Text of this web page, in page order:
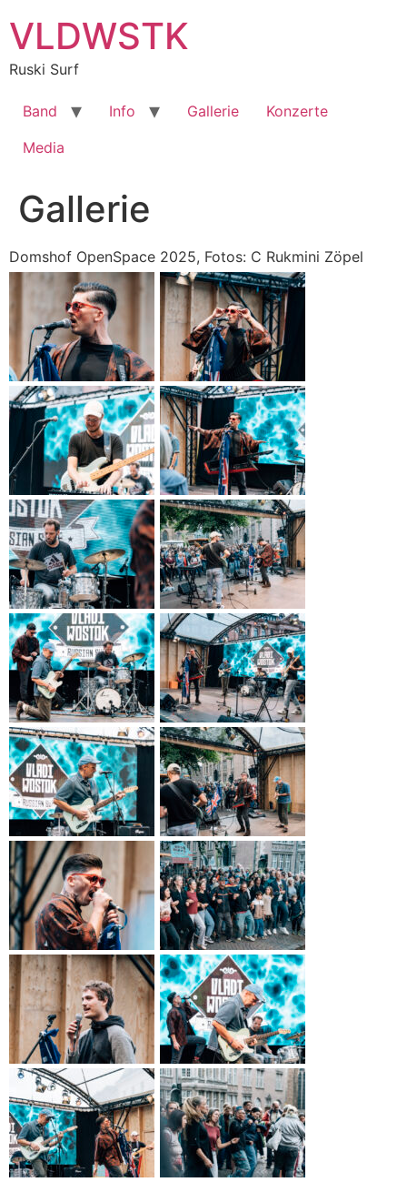
Inhalt
springen
VLDWSTK
Ruski Surf
Band Info Gallerie
Konzerte
Media
Gallerie
Domshof OpenSpace 2025, Fotos: C Rukmini Zöpel